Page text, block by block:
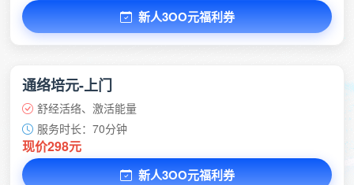
新人3OO元福利券
通络培元-上门
舒经活络、激活能量
服务时长：70分钟
现价298元
新人3OO元福利券